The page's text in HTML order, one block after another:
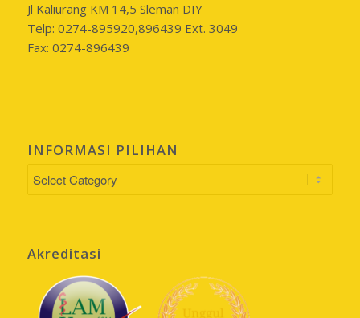
Jl Kaliurang KM 14,5 Sleman DIY
Telp: 0274-895920,896439 Ext. 3049
Fax: 0274-896439
INFORMASI PILIHAN
INFORMASI
Akreditasi